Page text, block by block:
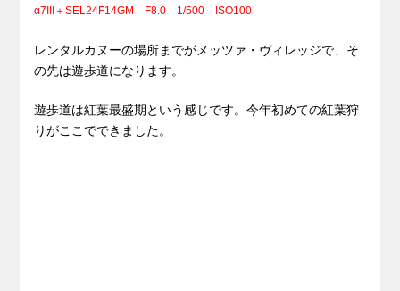
α7III＋SEL24F14GM F8.0 1/500 ISO100
レンタルカヌーの場所までがメッツァ・ヴィレッジで、そ
の先は遊歩道になります。
遊歩道は紅葉最盛期という感じです。今年初めての紅葉狩
りがここでできました。